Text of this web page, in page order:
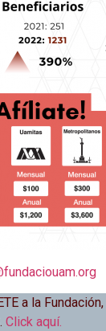
a la
Click aquí.